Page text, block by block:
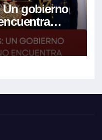
Un gobierno